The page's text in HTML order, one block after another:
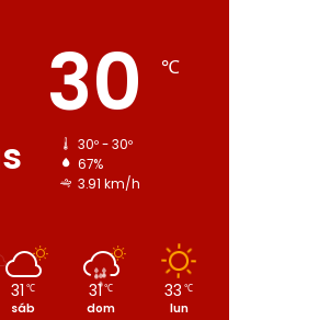
30 ℃
30º - 30º
67%
3.91 km/h
31 ℃
sáb
31℃
dom
33 ℃
lun